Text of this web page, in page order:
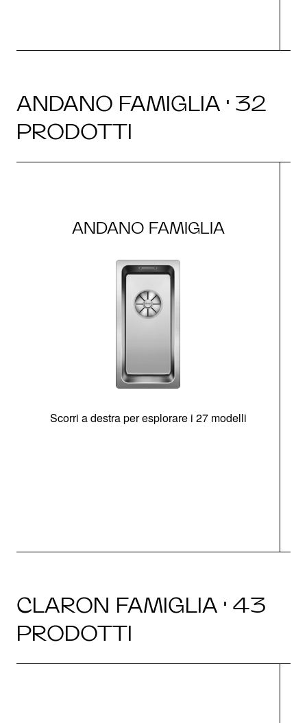
ANDANO FAMIGLIA · 32
PRODOTTI
ANDANO FAMIGLIA
Scorri a destra per esplorare i 27 modelli
CLARON FAMIGLIA · 43
PRODOTTI